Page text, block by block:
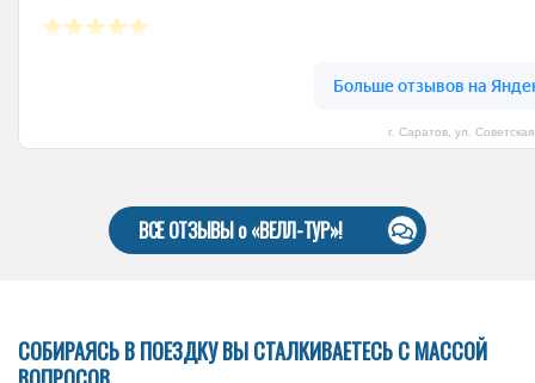
г. Саратов, ул.
ВСЕ ОТЗЫВЫ о «ВЕЛЛ-ТУР»!
СОБИРАЯСЬ В ПОЕЗДКУ ВЫ СТАЛКИВАЕТЕСЬ С МАССОЙ